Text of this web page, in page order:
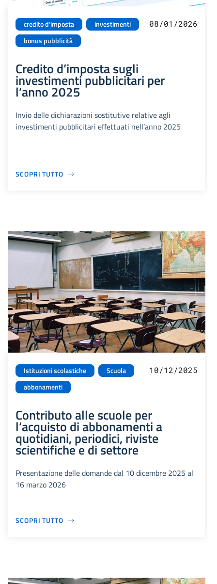
credito d'imposta
investimenti
bonus pubblicità
08/01/2026
Credito d’imposta sugli
investimenti pubblicitari per
l’anno 2025
Invio delle dichiarazioni sostitutive relative agli
investimenti pubblicitari effettuati nell’anno 2025
SCOPRI TUTTO
Istituzioni scolastiche
Scuola
abbonamenti
10/12/2025
Contributo alle scuole per
l’acquisto di abbonamenti a
quotidiani, periodici, riviste
scientifiche e di settore
Presentazione delle domande dal 10 dicembre 2025 al
16 marzo 2026
SCOPRI TUTTO